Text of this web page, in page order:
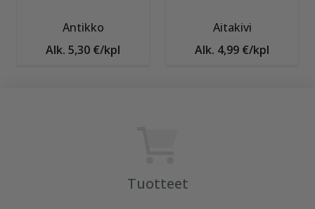
Antikko
Alk. 5,30 €/kpl
Aitakivi
Alk. 4,99 €/kpl
Tuotteet